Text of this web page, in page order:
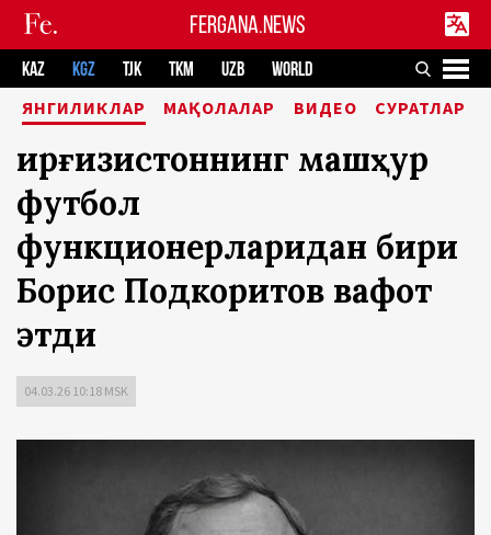
FERGANA.NEWS
KAZ KGZ TJK TKM UZB WORLD
ЯНГИЛИКЛАР МАҚОЛАЛАР ВИДЕО СУРАТЛАР
Қирғизистоннинг машҳур
футбол
функционерларидан бири
Борис Подкоритов вафот
этди
04.03.26 10:18 MSK